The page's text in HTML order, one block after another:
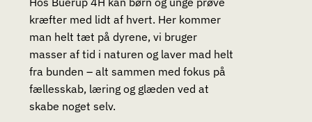
kræfter med lidt af hvert. Her kommer
man helt tæt på dyrene, vi bruger
masser af tid i naturen og laver mad helt
fra bunden – alt sammen med fokus på
fællesskab, læring og glæden ved at
skabe noget selv.